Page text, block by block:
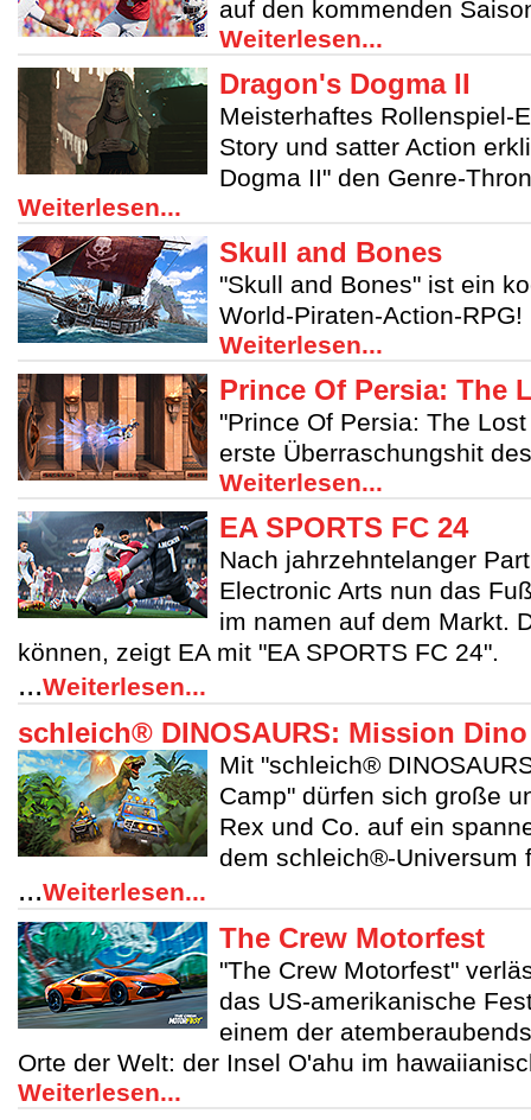
auf den kommenden
Weiterlesen...
Dragon's Dogma II
Meisterhaftes Rollenspiel-
Story und satter Action
Dogma II" den Genre-
Weiterlesen...
Skull and Bones
"Skull and Bones" ist ein
World-Piraten-Action-RPG!
Weiterlesen...
Prince Of Persia: The
"Prince Of Persia: The
erste Überraschungshit
Weiterlesen...
EA SPORTS FC 24
Nach jahrzehntelanger
Electronic Arts nun das
im namen auf dem Markt.
können, zeigt EA mit "EA SPORTS FC 24".
...Weiterlesen...
schleich® DINOSAURS: Mission
Mit "schleich®
Camp" dürfen sich große
Rex und Co. auf ein
dem schleich®-Universum
...Weiterlesen...
The Crew Motorfest
"The Crew Motorfest"
das US-amerikanische
einem der
Orte der Welt: der Insel O'ahu im
Weiterlesen...